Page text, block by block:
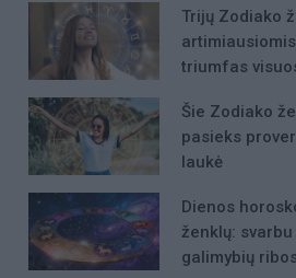
Trijų Zodiako
triumfas
Šie Zodiako
pasieks
laukė
Dienos
ženklų:
galimybių ribos